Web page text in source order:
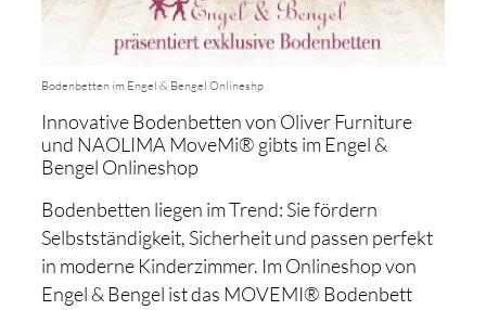
Bodenbetten im Engel & Bengel Onlineshp
Innovative Bodenbetten von Oliver Furniture
und NAOLIMA MoveMi® gibts im Engel &
Bengel Onlineshop
Bodenbetten liegen im Trend: Sie fördern
Selbstständigkeit, Sicherheit und passen perfekt
in moderne Kinderzimmer. Im Onlineshop von
Engel & Bengel ist das MOVEMI® Bodenbett